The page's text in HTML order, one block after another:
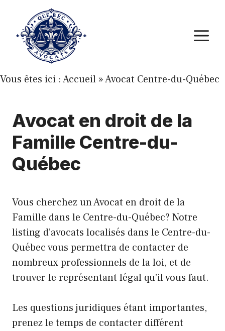
contenu
Vous êtes ici :Accueil »Avocat Centre-du-Québec
Avocat en droit de la
Famille Centre-du-
Québec
Vous cherchez un Avocat en droit de la
Famille dans le Centre-du-Québec? Notre
listing d’avocats localisés dans le Centre-du-
Québec vous permettra de contacter de
nombreux professionnels de la loi, et de
trouver le représentant légal qu’il vous faut.
Les questions juridiques étant importantes,
prenez le temps de contacter différent